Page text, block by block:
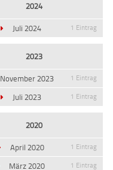
2024
Juli 2024 1 Eintrag
2023
November 2023 1 Eintrag
Juli 2023 1 Eintrag
2020
April 2020 1 Eintrag
März 2020 1 Eintrag